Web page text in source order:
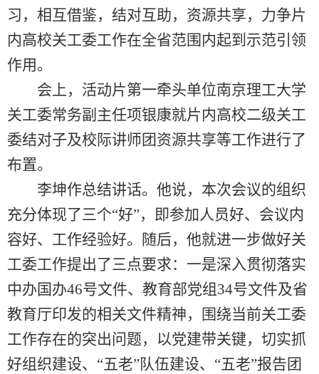
习，相互借鉴，结对互助，资源共享，力争片
内高校关工委工作在全省范围内起到示范引领
作用。
会上，活动片第一牵头单位南京理工大学
关工委常务副主任项银康就片内高校二级关工
委结对子及校际讲师团资源共享等工作进行了
布置。
李坤作总结讲话。他说，本次会议的组织
充分体现了三个“好”，即参加人员好、会议内
容好、工作经验好。随后，他就进一步做好关
工委工作提出了三点要求：一是深入贯彻落实
中办国办46号文件、教育部党组34号文件及省
教育厅印发的相关文件精神，围绕当前关工委
工作存在的突出问题，以党建带关键，切实抓
好组织建设、“五老”队伍建设、“五老”报告团